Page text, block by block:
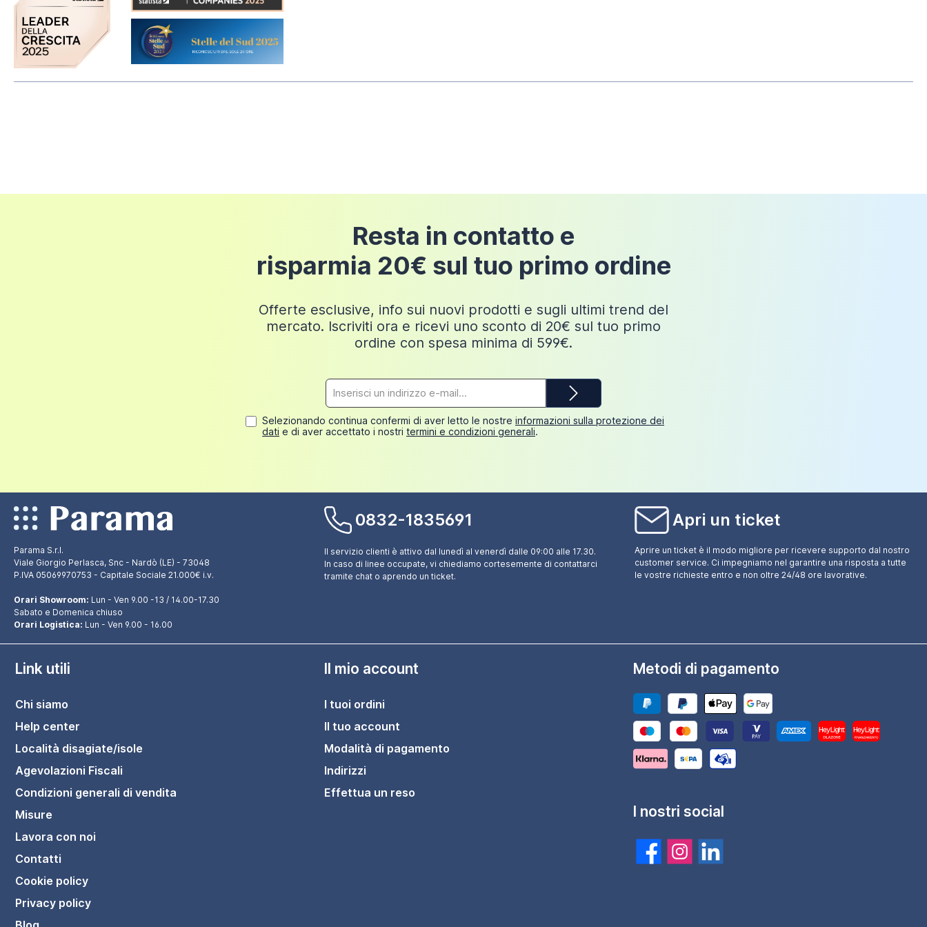
Modello:
Ilresodel prodotto è consentitoentro 14 giorni dalla data di consegna
installato/utilizzato e che l'imballo sia integro.
24 euro
Resta in contatto e
risparmia 20€ sul tuo primo ordine
Offerte esclusive, info sui nuovi prodotti e sugli ultimi trend del
mercato. Iscriviti ora e ricevi uno sconto di 20€ sul tuo primo
ordine con spesa minima di 599€.
e-
mail*
Selezionando continua confermi di aver letto le nostre informazioni sulla protezione dei
dati e di aver accettato i nostri termini e condizioni generali.
Parama S.r.l.
Viale Giorgio Perlasca, Snc - Nardò (LE) - 73048
P.IVA 05069970753 - Capitale Sociale 21.000€ i.v.
Orari Showroom: Lun - Ven 9.00 -13 / 14.00-17.30
Sabato e Domenica chiuso
Orari Logistica: Lun - Ven 9.00 - 16.00
0832-1835691
Il servizio clienti è attivo dal lunedì al venerdì dalle 09:00 alle 17.30.
In caso di linee occupate, vi chiediamo cortesemente di contattarci
tramite chat o aprendo un ticket.
Apri un ticket
Aprire un ticket è il modo migliore per ricevere supporto dal nostro
customer service. Ci impegniamo nel garantire una risposta a tutte
le vostre richieste entro e non oltre 24/48 ore lavorative.
Link utili
Chi siamo
Help center
Località disagiate/isole
Agevolazioni Fiscali
Condizioni generali di vendita
Misure
Lavora con noi
Contatti
Cookie policy
Privacy policy
Il mio account
I tuoi ordini
Il tuo account
Modalità di pagamento
Indirizzi
Effettua un reso
Metodi di pagamento
I nostri social